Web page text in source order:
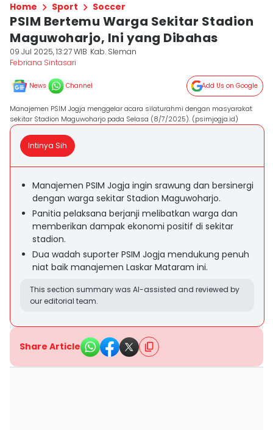
Home Sport Soccer
PSIM Bertemu Warga Sekitar Stadion
Maguwoharjo, Ini yang Dibahas
09 Jul 2025, 13:27 WIB Kab. Sleman
Febriana Sintasari
News Channel Add Us on Google
Manajemen PSIM Jogja menggelar acara silaturahmi dengan masyarakat
sekitar Stadion Maguwoharjo pada Selasa (8/7/2025). (psimjogja.id)
Intinya Sih
Manajemen PSIM Jogja ingin srawung dan bersinergi
dengan warga sekitar Stadion Maguwoharjo.
Panitia pelaksana berjanji melibatkan warga dan
memberikan dampak ekonomi positif di sekitar
stadion.
Dua wadah suporter PSIM Jogja mendukung penuh
niat baik manajemen Laskar Mataram ini.
This section summary was AI-assisted and reviewed by
our editorial team.
Share Article